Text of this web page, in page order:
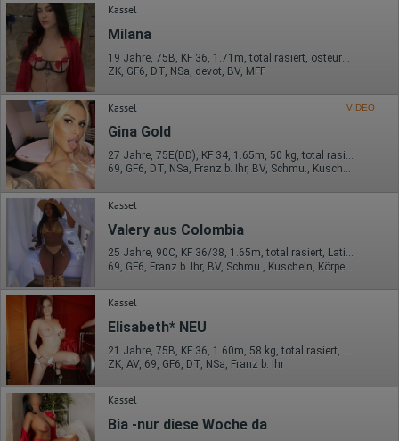
Kassel
Milana
ZK, GF6, DT, NSa, devot, BV, MFF
Kassel VIDEO
Gina Gold
27 Jahre, 75E(DD), KF 34, 1.65m, 50 kg, total rasiert, deutsch
69, GF6, DT, NSa, Franz b. Ihr, BV, Schmu., Kuscheln
Kassel
Valery aus Colombia
25 Jahre, 90C, KF 36/38, 1.65m, total rasiert, Latina
Kassel
Elisabeth* NEU
ZK, AV, 69, GF6, DT, NSa, Franz b. Ihr
Kassel
Bia -nur diese Woche da